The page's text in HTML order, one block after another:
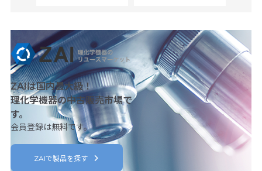
ZAIは国内最大級！
理化学機器の中古販売市場で
す。
会員登録は無料です。
ZAIで製品を探す